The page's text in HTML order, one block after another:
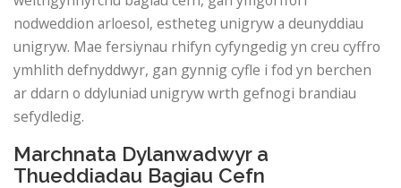
nodweddion arloesol, estheteg unigryw a deunyddiau
unigryw. Mae fersiynau rhifyn cyfyngedig yn creu cyffro
ymhlith defnyddwyr, gan gynnig cyfle i fod yn berchen
ar ddarn o ddyluniad unigryw wrth gefnogi brandiau
sefydledig.
Marchnata Dylanwadwyr a
Thueddiadau Bagiau Cefn